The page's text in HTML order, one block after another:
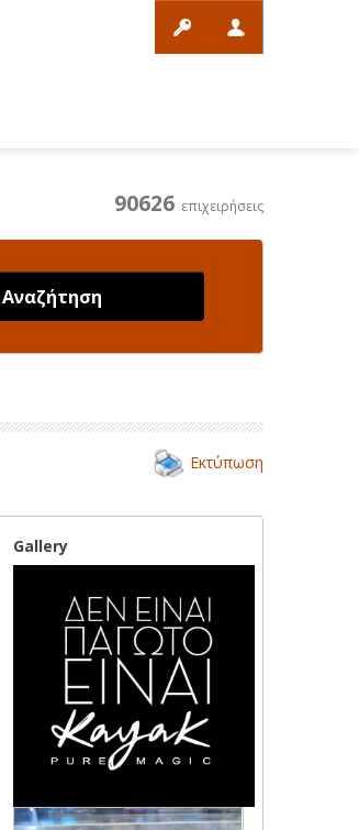
90626 επιχειρήσεις
Αναζήτηση
Εκτύπωση
Gallery